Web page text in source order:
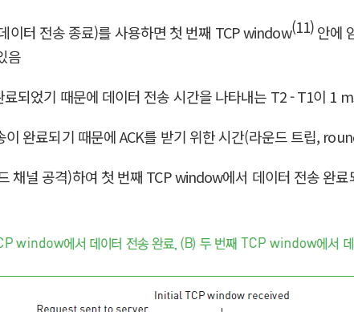
이터 전송 종료)를 사용하면 첫 번째 TCP window(11)안에
음
되었기 때문에 데이터 전송 시간을 나타내는 T2 - T1이 1
완료되기 때문에 ACK를 받기 위한 시간(라운드 트립,
채널 공격)하여 첫 번째 TCP window에서 데이터 전송 완